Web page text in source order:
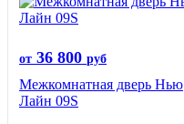
от 36 800 руб
Межкомнатная дверь Нью
Лайн 09S